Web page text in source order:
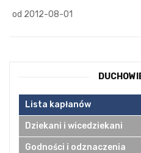
od 2012-08-01
Lista kapłanów
Dziekani i wicedziekani
Godności i odznaczenia